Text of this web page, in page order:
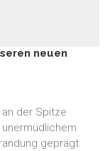
neuen
der Spitze
geprägt.